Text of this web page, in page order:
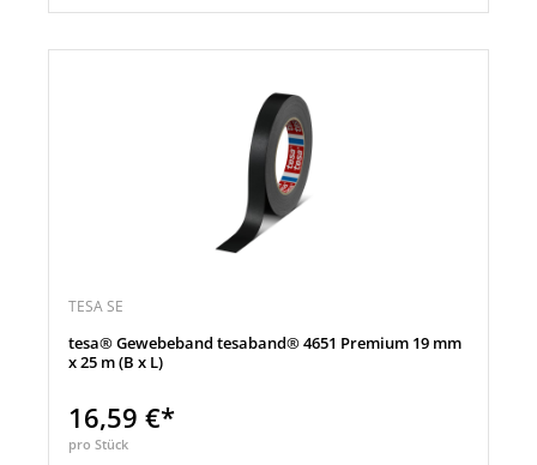
TESA SE
tesa® Gewebeband tesaband® 4651 Premium 19 mm
x 25 m (B x L)
16,59 €*
pro Stück